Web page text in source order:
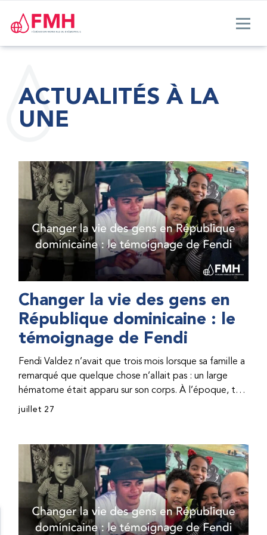
ACTUALITÉS À LA
UNE
Changer la vie des gens en
République dominicaine : le
témoignage de Fendi
Fendi Valdez n’avait que trois mois lorsque sa famille a
remarqué que quelque chose n’allait pas : un large
hématome était apparu sur son corps. À l’époque, très
peu de professionnel·les de santé de République
correct, le traitement était encore largement
indisponible. Les concentrés de facteur étaient chers
et difficiles à se procurer. Afin que son traitement dure
plus longtemps, Fendi prenait parfois une dose
inférieure à celle prescrite. À cause de ces soins limités,
il avait fréquemment des saignements, manquait
juillet 27